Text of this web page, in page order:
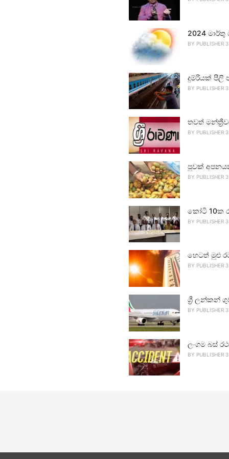
2024
BY PUBLISHER 3
දුම්රියක් පීලි
BY PUBLISHER 3
තවත්
BY PUBLISHER 3
පුවක්
BY PUBLISHER 3
කෝටි 10ක
BY PUBLISHER 3
හෙටත් මුළු
BY PUBLISHER 3
ශ්‍රී ලන්කන්
BY PUBLISHER 3
ලංගම බස්
BY PUBLISHER 3